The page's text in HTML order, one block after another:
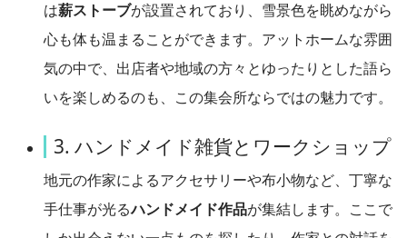
は薪ストーブが設置されており、雪景色を眺めながら
心も体も温まることができます。アットホームな雰囲
気の中で、出店者や地域の方々とゆったりとした語ら
いを楽しめるのも、この集会所ならではの魅力です。
3. ハンドメイド雑貨とワークショップ
地元の作家によるアクセサリーや布小物など、丁寧な
手仕事が光るハンドメイド作品が集結します。ここで